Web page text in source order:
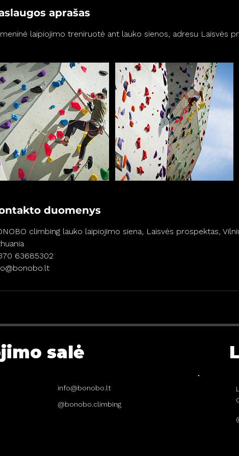
aprašas
laipiojimo treniruotė ant lauko sienos, adresu Laisvės
duomenys
climbing lauko laipiojimo siena, Laisvės prospektas,
63685302
salė
info@bonobo.lt
@bonobo.climbing